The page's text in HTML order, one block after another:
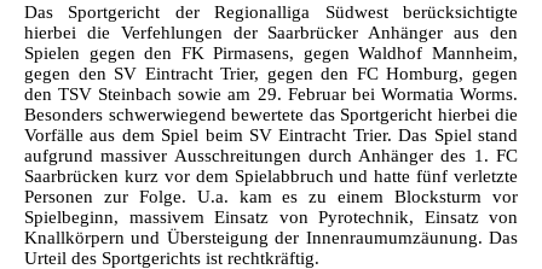
Das Sportgericht der Regionalliga Südwest berücksichtigte
hierbei die Verfehlungen der Saarbrücker Anhänger aus den
Spielen gegen den FK Pirmasens, gegen Waldhof Mannheim,
gegen den SV Eintracht Trier, gegen den FC Homburg, gegen
den TSV Steinbach sowie am 29. Februar bei Wormatia Worms.
Besonders schwerwiegend bewertete das Sportgericht hierbei die
Vorfälle aus dem Spiel beim SV Eintracht Trier. Das Spiel stand
aufgrund massiver Ausschreitungen durch Anhänger des 1. FC
Saarbrücken kurz vor dem Spielabbruch und hatte fünf verletzte
Personen zur Folge. U.a. kam es zu einem Blocksturm vor
Spielbeginn, massivem Einsatz von Pyrotechnik, Einsatz von
Knallkörpern und Übersteigung der Innenraumumzäunung. Das
Urteil des Sportgerichts ist rechtkräftig.